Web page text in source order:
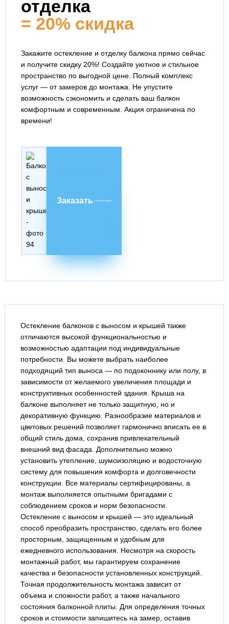
отделка
= 20% скидка
Закажите остекление и отделку балкона прямо сейчас
и получите скидку 20%! Создайте уютное и стильное
пространство по выгодной цене. Полный комплекс
услуг — от замеров до монтажа. Не упустите
возможность сэкономить и сделать ваш балкон
комфортным и современным. Акция ограничена по
времени!
Заказать
Остекление балконов с выносом и крышей также
отличаются высокой функциональностью и
возможностью адаптации под индивидуальные
потребности. Вы можете выбрать наиболее
подходящий тип выноса — по подоконнику или полу, в
зависимости от желаемого увеличения площади и
конструктивных особенностей здания. Крыша на
балконе выполняет не только защитную, но и
декоративную функцию. Разнообразие материалов и
цветовых решений позволяет гармонично вписать ее в
общий стиль дома, сохранив привлекательный
внешний вид фасада. Дополнительно можно
установить утепление, шумоизоляцию и водосточную
систему для повышения комфорта и долговечности
конструкции. Все материалы сертифицированы, а
монтаж выполняется опытными бригадами с
соблюдением сроков и норм безопасности.
Остекление с выносом и крышей — это идеальный
способ преобразить пространство, сделать его более
просторным, защищенным и удобным для
ежедневного использования. Несмотря на скорость
монтажный работ, мы гарантируем сохранение
качества и безопасности установленных конструкций.
Точная продолжительность монтажа зависит от
объема и сложности работ, а также начального
состояния балконной плиты. Для определения точных
сроков и стоимости запишитесь на замер, оставив